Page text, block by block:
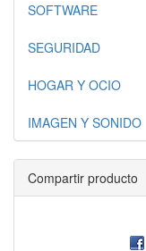
SOFTWARE
SEGURIDAD
HOGAR Y OCIO
IMAGEN Y SONIDO
Compartir producto